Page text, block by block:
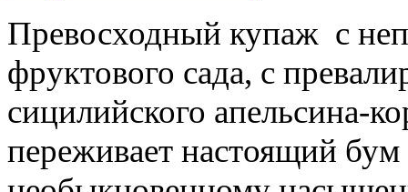
Превосходный купаж с
фруктового сада, с
сицилийского апельсина-
переживает настоящий бум